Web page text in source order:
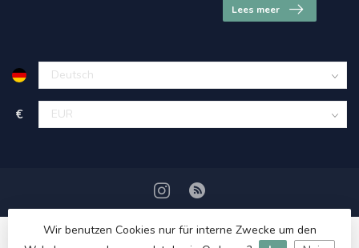
Lees meer
€
Wir benutzen Cookies nur für interne Zwecke um den